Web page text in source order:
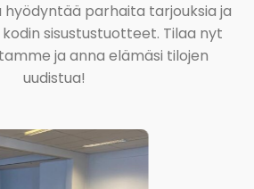
hyödyntää parhaita tarjouksia ja
sisustustuotteet. Tilaa nyt
ja anna elämäsi tilojen
uudistua!